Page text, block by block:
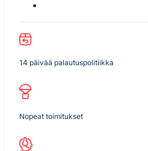
14 päivää palautuspolitiikka
Nopeat toimitukset